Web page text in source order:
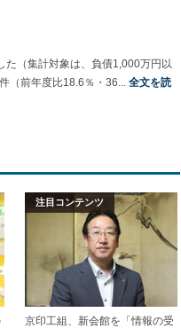
た（集計対象は、負債1,000万円以
（前年度比18.6％・36... 全文を読
注目コンテンツ
京印工組、新会館を「情報の受